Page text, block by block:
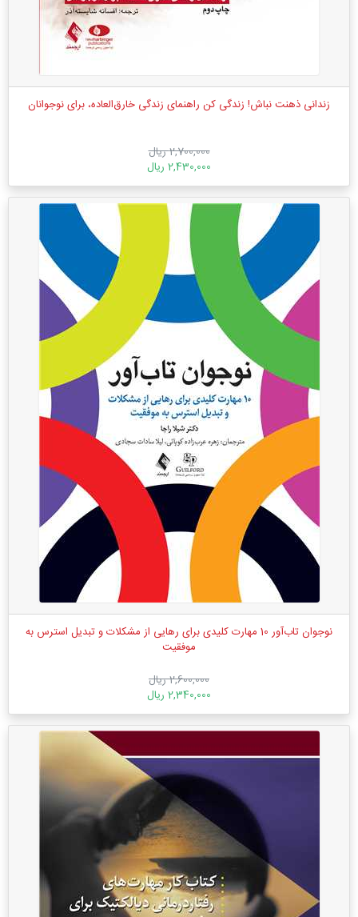
زندانی ذهنت نباش! زندگی کن راهنمای زندگی خارق‌العاده، برای نوجوانان
2,700,000 ریال
2,430,000 ریال
نوجوان تاب‌آور 10 مهارت کلیدی برای رهایی از مشکلات و تبدیل استرس به
موفقیت
2,600,000 ریال
2,340,000 ریال